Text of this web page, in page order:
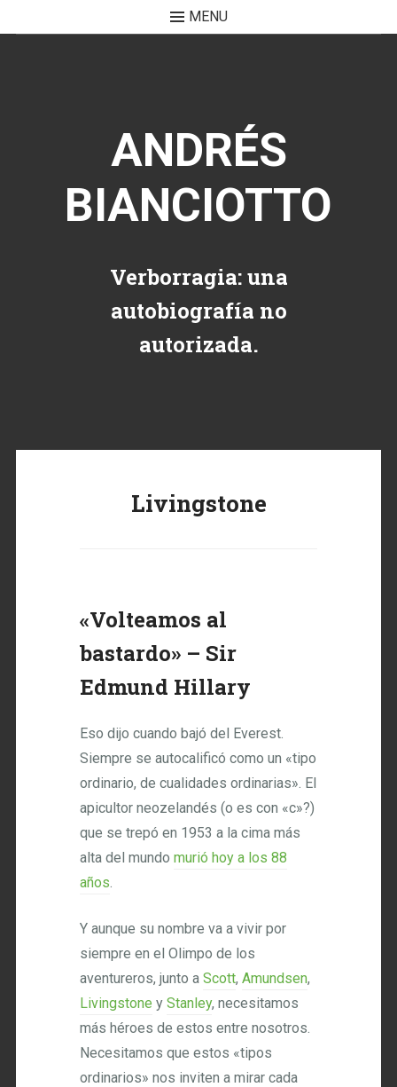
MENU
ANDRÉS
BIANCIOTTO
Verborragia: una
autobiografía no
autorizada.
Livingstone
«Volteamos al
bastardo» – Sir
Edmund Hillary
Eso dijo cuando bajó del Everest.
Siempre se autocalificó como un «tipo
ordinario, de cualidades ordinarias». El
apicultor neozelandés (o es con «c»?)
que se trepó en 1953 a la cima más
alta del mundomurió hoy a los 88
años.
Y aunque su nombre va a vivir por
siempre en el Olimpo de los
aventureros, junto aScott,Amundsen,
Livingstone yStanley, necesitamos
más héroes de estos entre nosotros.
Necesitamos que estos «tipos
ordinarios» nos inviten a mirar cada